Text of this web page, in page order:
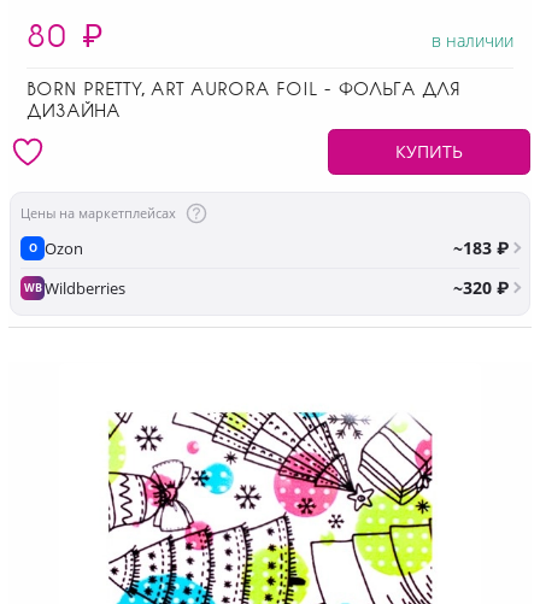
80 ₽ в наличии
BORN PRETTY, ART AURORA FOIL - ФОЛЬГА ДЛЯ
ДИЗАЙНА
КУПИТЬ
Цены на маркетплейсах
O Ozon ~183 ₽
WBWildberries ~320 ₽